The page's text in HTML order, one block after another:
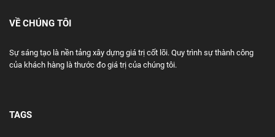
VỀ CHÚNG TÔI
Sự sáng tạo là nền tảng xây dựng giá trị cốt lõi. Quy trình sự thành công
của khách hàng là thước đo giá trị của chúng tôi.
TAGS